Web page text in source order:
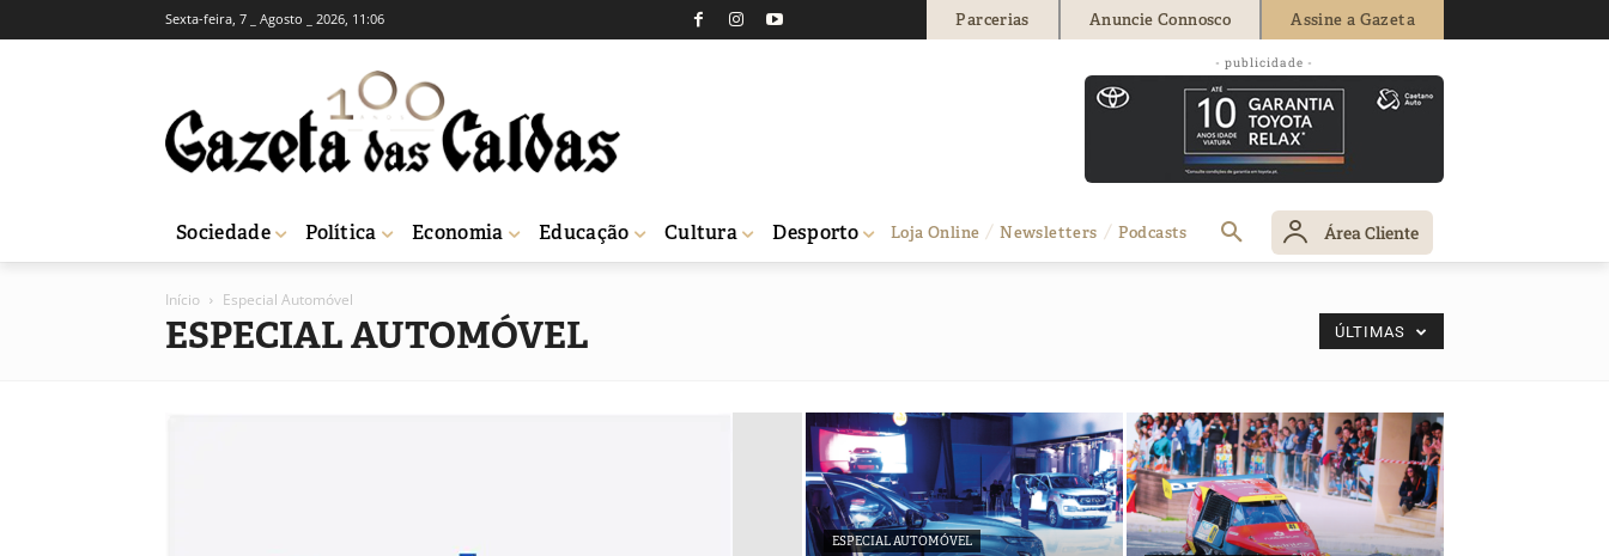
Sexta-feira, 7 _ Agosto _ 2026, 11:06 Parcerias Anuncie Connosco Assine a Gazeta
- publicidade -
Sociedade Política Economia Educação Cultura Desporto Loja Online Newsletters Podcasts Área Cliente
Início Especial Automóvel
ESPECIAL AUTOMÓVEL ÚLTIMAS
ESPECIAL AUTOMÓVEL